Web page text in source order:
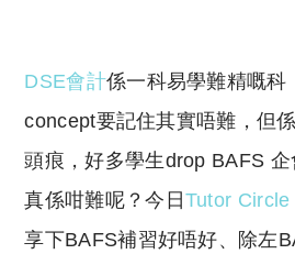
DSE會計係一科易學難精嘅科
concept要記住其實唔難，但
頭痕，好多學生drop BAFS
真係咁難呢？今日 Tutor Circle
享下BAFS補習好唔好、除左